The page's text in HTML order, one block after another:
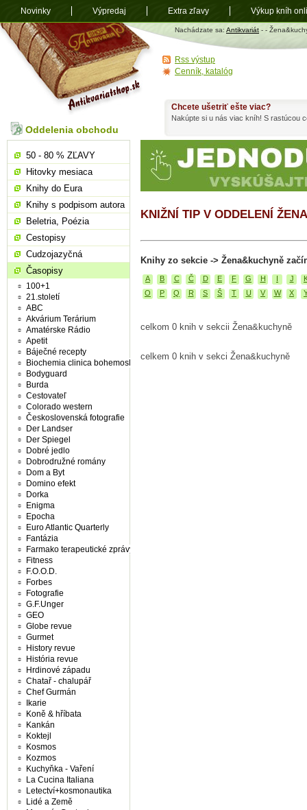
Antikvariát
shop.sk
Nachádzate sa: Antikvariát - -
KNIŽNÍ TIP V ODDELENÍ
Knihy zo sekcie -> Žena&kuchyně
A B C Č D E F G H J
O
P Q R S Š T U V W X
celkom 0 knih v sekcii Žena&kuchyně
celkem 0 knih v sekci Žena&kuchyně
Chcete ušetriť ešte viac?
Nakúpte si u nás viac kníh! S rastúcou
Oddelenia obchodu
50 - 80 % ZĽAVY
Hitovky mesiaca
Knihy do Eura
Knihy s podpisom autora
Beletria, Poézia
Cestopisy
Cudzojazyčná
Časopisy
100+1
21.století
ABC
Akvárium Terárium
Amatérske Rádio
Apetit
Báječné recepty
Biochemia clinica bohemoslovaca
Bodyguard
Burda
Cestovateľ
Colorado western
Československá fotografie
Der Landser
Der Spiegel
Dobré jedlo
Dobrodružné romány
Dom a Byt
Domino efekt
Dorka
Enigma
Epocha
Euro Atlantic Quarterly
Fantázia
Farmako terapeutické zprávy
Fitness
F.O.O.D.
Forbes
Fotografie
G.F.Unger
GEO
Globe revue
Gurmet
History revue
História revue
Hrdinové západu
Chatař - chalupář
Chef Gurmán
Ikarie
Koně & hříbata
Kankán
Koktejl
Kosmos
Kozmos
Kuchyňka - Vaření
La Cucina Italiana
Letectví+kosmonautika
Lidé a Země
Rss výstup
Cenník, katalóg
Novinky Výpredaj Extra zľavy Výkup kníh